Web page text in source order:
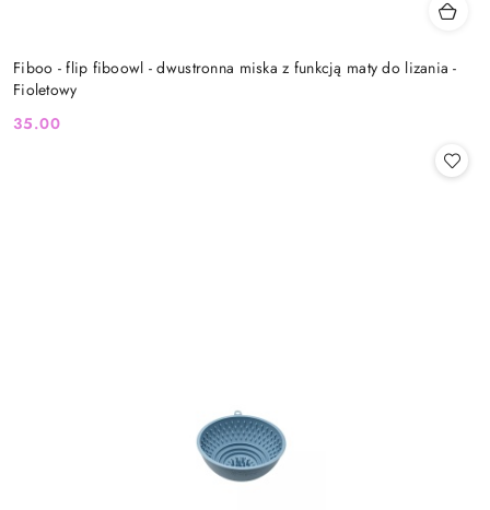
Fiboo - flip fiboowl - dwustronna miska z funkcją maty do lizania -
Fioletowy
Cena:
35.00